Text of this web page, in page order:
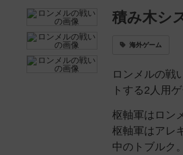
積み木シ
海外ゲーム
ロンメルの戦
トする2人用
枢軸軍はロン
枢軸軍はアレ
中のトブルク。